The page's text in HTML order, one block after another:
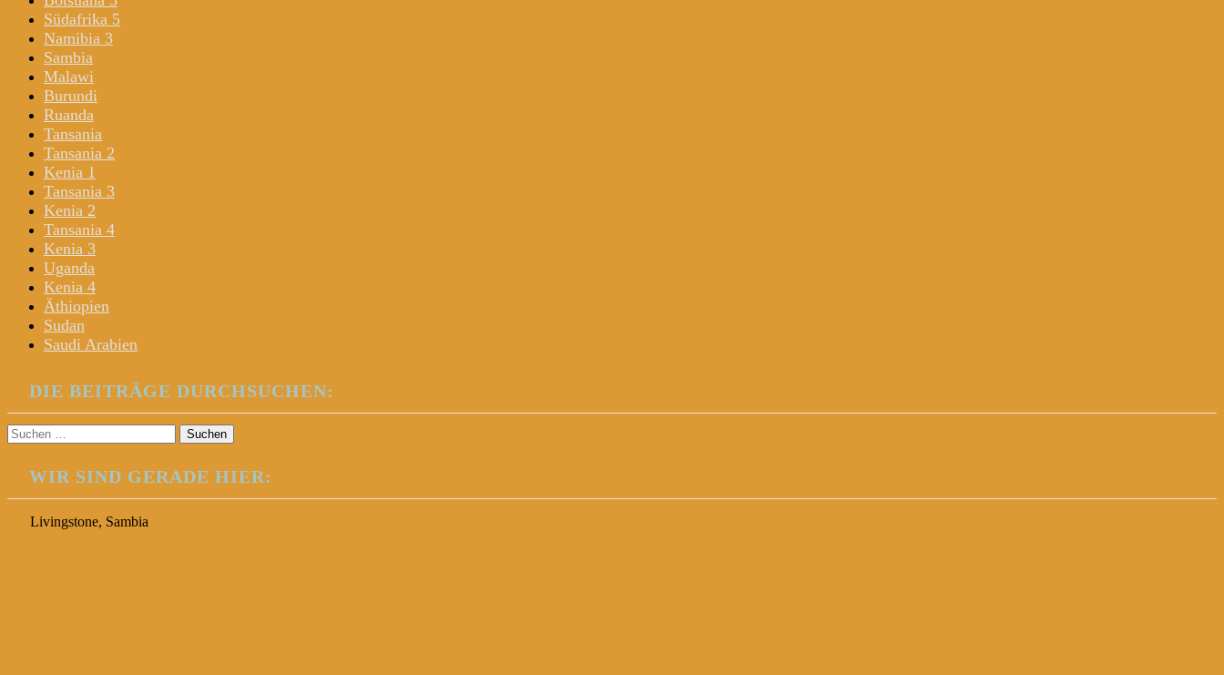
Südafrika 5
Namibia 3
Sambia
Malawi
Burundi
Ruanda
Tansania
Tansania 2
Kenia 1
Tansania 3
Kenia 2
Tansania 4
Kenia 3
Uganda
Kenia 4
Äthiopien
Sudan
Saudi Arabien
DIE BEITRÄGE DURCHSUCHEN:
Suchen
nach:
WIR SIND GERADE HIER:
Livingstone, Sambia